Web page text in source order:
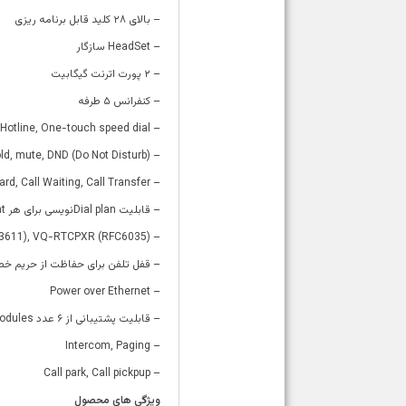
– بالای ۲۸ کلید قابل برنامه ریزی
– HeadSet سازگار
– ۲ پورت اترنت گیگابیت
– کنفرانس ۵ طرفه
– Hotline, One-touch speed dial
– (Call Hold, mute, DND (Do Not Disturb
– Call Forward, Call Waiting, Call Transfer
– قابلیت Dial planنویسی برای هر Account
– (RTCP-XR (RFC3611), VQ-RTCPXR (RFC6035
– قفل تلفن برای حفاظت از حریم
– Power over Ethernet
– قابلیت پشتیبانی از ۶ عدد Expansion Modules
– Intercom, Paging
– Call park, Call pickpup
ویژگی های محصول